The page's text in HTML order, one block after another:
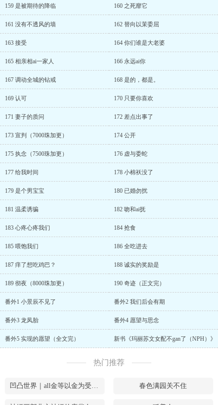
159 是被期待的降临 160 之死靡它
161 没有不透风的墙 162 替向以茉委屈
163 接受 164 你们谁是大老婆
165 相亲相ai一家人 166 永远ai你
167 调动全城的钻戒 168 是的，都是。
169 认可 170 只要你喜欢
171 妻子的质问 172 差点出事了
173 宣判（7000珠加更） 174 公开
175 执念（7500珠加更） 176 虚与委蛇
177 给我时间 178 小棉袄没了
179 是个男宝宝 180 已婚勿扰
181 温柔诱骗 182 吻和ai抚
183 心疼心疼我们 184 抢食
185 喂饱我们 186 全吃进去
187 痒了想吃鸡巴？ 188 诚实的奖励是
189 彻夜（8000珠加更） 190 奇迹（正文完）
番外1 小景辰不见了 番外2 我们后会有期
番外3 龙凤胎 番外4 愿望与思念
番外5 实现的愿望（全文完） 新书《玛丽苏文女配不gan了（NPH）》
热门推荐
凹凸世界｜all金等以金为受的cp大乱炖 春色满园关不住